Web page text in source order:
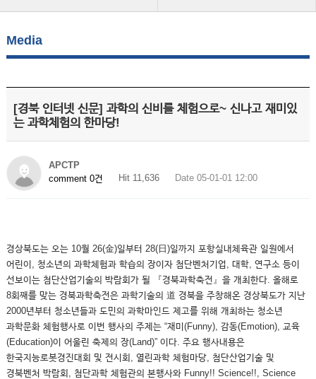
Media
[경북 인터넷 신문] 과학의 신비를 체험으로~ 신나고 재미있
는 과학체험의 한마당!
APCTP
comment 0건
Hit 11,636 Date 05-01-01 12:00
경상북도는 오는 10월 26(金)일부터 28(日)일까지 포항실내체육관 일원에서
어린이, 청소년의 과학체험과 학습의 장이자 첨단벤처기업, 대학, 연구소 등이
선보이는 첨단산업기술의 박람회가 될 『경북과학축전』을 개최한다. 올해로
8회째를 맞는 경북과학축전은 과학기술의 道 경북을 주창해온 경상북도가 지난
2000년부터 청소년들과 도민의 과학마인드 제고를 위해 개최하는 청소년
과학문화 체험행사로 이번 행사의 주제는 “재미(Funny), 감동(Emotion), 교육
(Education)이 어울린 축제의 장(Land)” 이다. 주요 행사내용은
한국지능로봇경진대회 및 전시회, 열린과학 체험마당, 첨단산업기술 및
경북벤처 박람회, 첨단과학 체험관의 본행사와 Funny!! Science!!, Science